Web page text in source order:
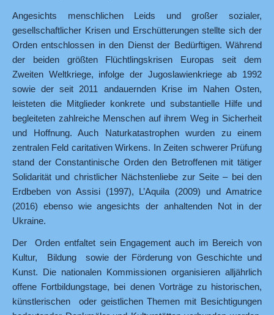
Angesichts menschlichen Leids und großer sozialer,
gesellschaftlicher Krisen und Erschütterungen stellte sich der
Orden entschlossen in den Dienst der Bedürftigen. Während
der beiden größten Flüchtlingskrisen Europas seit dem
Zweiten Weltkriege, infolge der Jugoslawienkriege ab 1992
sowie der seit 2011 andauernden Krise im Nahen Osten,
leisteten die Mitglieder konkrete und substantielle Hilfe und
begleiteten zahlreiche Menschen auf ihrem Weg in Sicherheit
und Hoffnung. Auch Naturkatastrophen wurden zu einem
zentralen Feld caritativen Wirkens. In Zeiten schwerer Prüfung
stand der Constantinische Orden den Betroffenen mit tätiger
Solidarität und christlicher Nächstenliebe zur Seite – bei den
Erdbeben von Assisi (1997), L’Aquila (2009) und Amatrice
(2016) ebenso wie angesichts der anhaltenden Not in der
Ukraine.
Der Orden entfaltet sein Engagement auch im Bereich von
Kultur, Bildung sowie der Förderung von Geschichte und
Kunst. Die nationalen Kommissionen organisieren alljährlich
offene Fortbildungstage, bei denen Vorträge zu historischen,
künstlerischen oder geistlichen Themen mit Besichtigungen